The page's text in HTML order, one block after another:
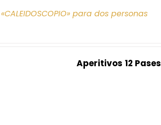
para dos personas
Aperitivos 12 Pases